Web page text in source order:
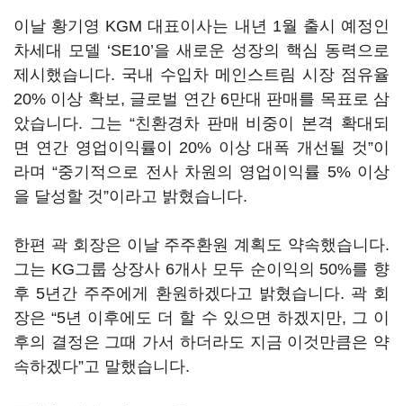
이날 황기영 KGM 대표이사는 내년 1월 출시 예정인
차세대 모델 ‘SE10’을 새로운 성장의 핵심 동력으로
제시했습니다. 국내 수입차 메인스트림 시장 점유율
20% 이상 확보, 글로벌 연간 6만대 판매를 목표로 삼
았습니다. 그는 “친환경차 판매 비중이 본격 확대되
면 연간 영업이익률이 20% 이상 대폭 개선될 것”이
라며 “중기적으로 전사 차원의 영업이익률 5% 이상
을 달성할 것”이라고 밝혔습니다.
한편 곽 회장은 이날 주주환원 계획도 약속했습니다.
그는 KG그룹 상장사 6개사 모두 순이익의 50%를 향
후 5년간 주주에게 환원하겠다고 밝혔습니다. 곽 회
장은 “5년 이후에도 더 할 수 있으면 하겠지만, 그 이
후의 결정은 그때 가서 하더라도 지금 이것만큼은 약
속하겠다”고 말했습니다.